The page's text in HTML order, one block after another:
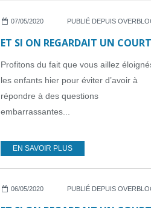
07/05/2020 PUBLIÉ DEPUIS
Profitons du fait que vous aillez
les enfants hier pour éviter d’avoir à
répondre à des questions
embarrassantes...
EN SAVOIR PLUS
06/05/2020 PUBLIÉ DEPUIS